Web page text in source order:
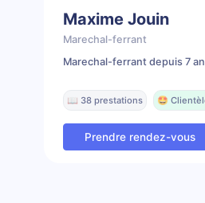
Maxime Jouin
Marechal-ferrant
Marechal-ferrant depuis 7
📖 38 prestations 🤩
Prendre rendez-vous